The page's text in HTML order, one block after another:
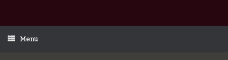
Menu